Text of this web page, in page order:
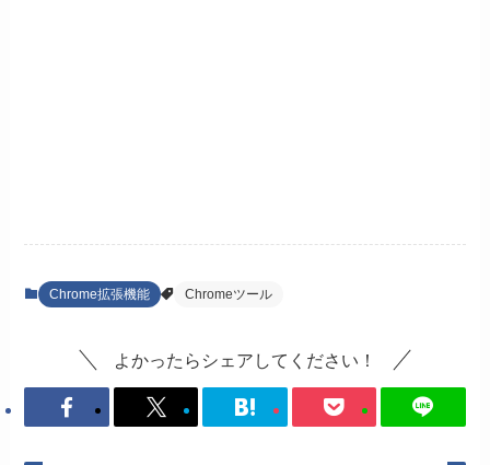
Chrome拡張機能 Chromeツール
よかったらシェアしてください！